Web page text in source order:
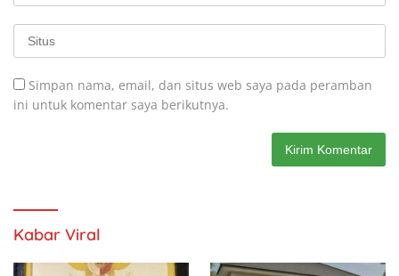
Simpan nama, email, dan situs web saya pada peramban
ini untuk komentar saya berikutnya.
Kabar Viral